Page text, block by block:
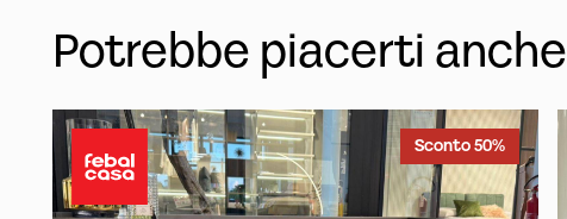
Potrebbe piacerti anche
Sconto 50%